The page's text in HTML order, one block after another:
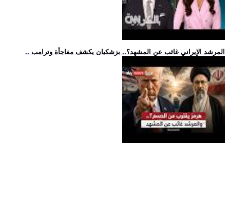
.. المرشد الإيراني غائب عن المشهد؟.. بزشكيان يكشف مفاجأة وترامب